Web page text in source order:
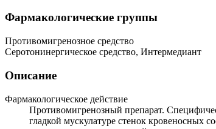
Фармакологические группы
Противомигренозное средство
Серотонинергическое средство, Интермедиант
Описание
Фармакологическое действие
Противомигренозный препарат.
гладкой мускулатуре стенок кровеносных